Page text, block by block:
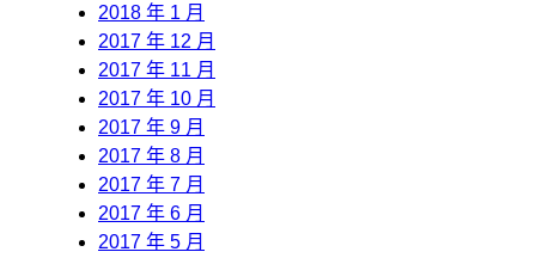
2018 年 1 月
2017 年 12 月
2017 年 11 月
2017 年 10 月
2017 年 9 月
2017 年 8 月
2017 年 7 月
2017 年 6 月
2017 年 5 月